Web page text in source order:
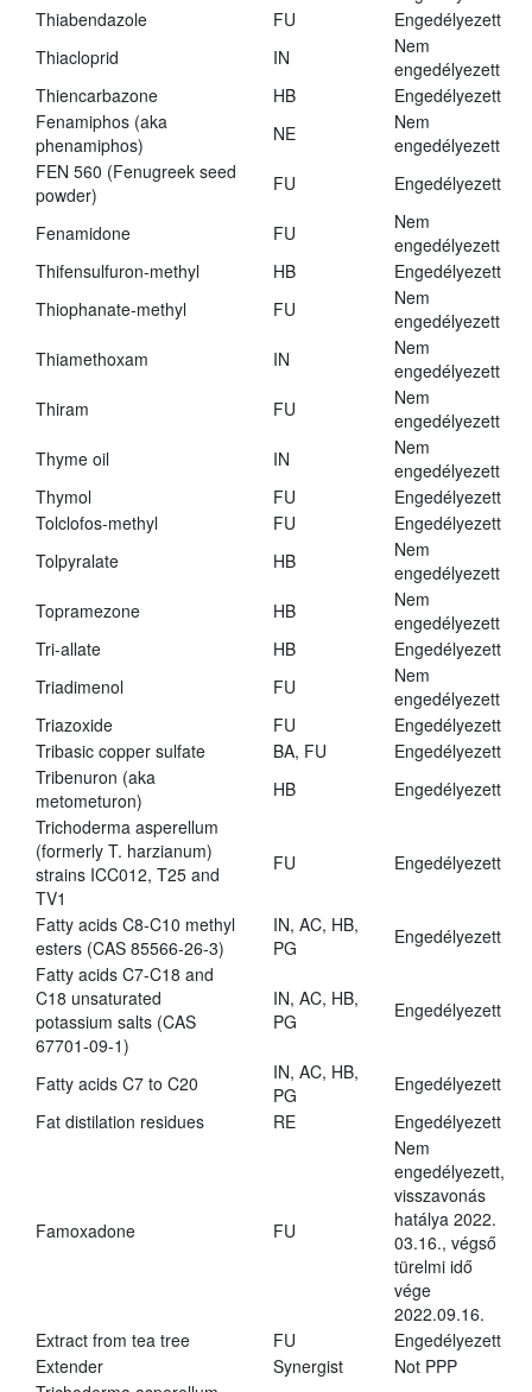
Thiabendazole
FU
Engedélyezett
Thiacloprid
IN
Nem
engedélyezett
Thiencarbazone
HB
Engedélyezett
Fenamiphos (aka
phenamiphos)
NE
Nem
engedélyezett
FEN 560 (Fenugreek seed
powder)
FU Engedélyezett
Fenamidone FU
Nem
engedélyezett
Thifensulfuron-methyl
HB
Engedélyezett
Thiophanate-methyl
FU
Nem
engedélyezett
Thiamethoxam
IN
Nem
engedélyezett
Thiram
FU
Nem
engedélyezett
Thyme oil
IN
Nem
engedélyezett
Thymol
FU
Engedélyezett
Tolclofos-methyl
FU
Engedélyezett
Tolpyralate
HB
Nem
engedélyezett
Topramezone
HB
Nem
engedélyezett
Tri-allate
HB
Engedélyezett
Triadimenol
FU
Nem
engedélyezett
Triazoxide
FU
Engedélyezett
Tribasic copper sulfate
BA, FU
Engedélyezett
Tribenuron (aka
metometuron)
HB
Engedélyezett
Trichoderma asperellum
(formerly T. harzianum)
strains ICC012, T25 and
TV1
FU Engedélyezett
Fatty acids C8-C10 methyl
esters (CAS 85566-26-3)
IN, AC, HB,
PG
Engedélyezett
Fatty acids C7-C18 and
C18 unsaturated
potassium salts (CAS
67701-09-1)
IN, AC, HB,
PG
Engedélyezett
Fatty acids C7 to C20
IN, AC, HB,
PG
Engedélyezett
Fat distilation residues
RE Engedélyezett
Famoxadone FU
Nem
engedélyezett,
visszavonás
hatálya 2022.
03.16., végső
türelmi idő
vége
2022.09.16.
Extract from tea tree
FU
Engedélyezett
Extender
Synergist
Not PPP